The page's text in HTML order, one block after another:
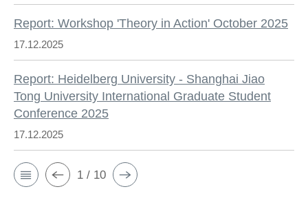
Report: Workshop 'Theory in Action' October 2025
17.12.2025
Report: Heidelberg University - Shanghai Jiao
Tong University International Graduate Student
Conference 2025
17.12.2025
1 / 10